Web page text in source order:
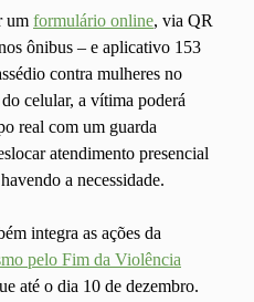
um formulário online, via QR
ônibus – e aplicativo 153
contra mulheres no
celular, a vítima poderá
real com um guarda
atendimento presencial
a necessidade.
integra as ações da
pelo Fim da Violência
até o dia 10 de dezembro.